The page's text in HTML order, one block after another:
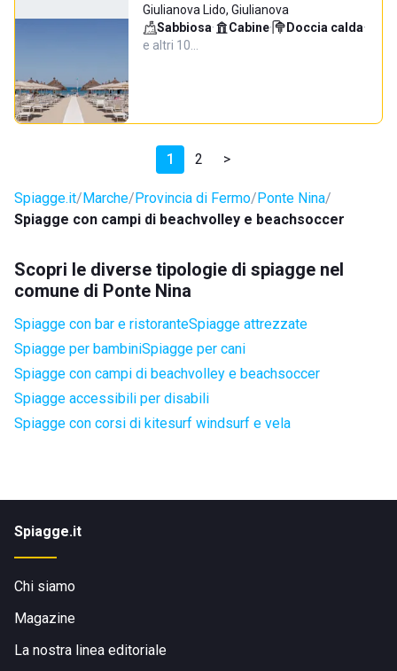
Giulianova Lido, Giulianova
Sabbiosa· Cabine· Doccia calda·
e altri 10…
1 2 >
Spiagge.it Marche Provincia di Fermo Ponte Nina
Spiagge con campi di beachvolley e beachsoccer
Scopri le diverse tipologie di spiagge nel
comune di Ponte Nina
Spiagge con bar e ristoranteSpiagge attrezzate
Spiagge per bambiniSpiagge per cani
Spiagge con campi di beachvolley e beachsoccer
Spiagge accessibili per disabili
Spiagge con corsi di kitesurf windsurf e vela
Spiagge.it
Chi siamo
Magazine
La nostra linea editoriale